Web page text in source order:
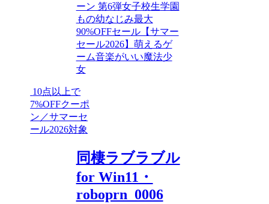
ーン 第6弾女子校生学園
もの幼なじみ最大
90%OFFセール【サマー
セール2026】 萌えるゲ
ーム音楽がいい魔法少
女
10点以上で
7%OFFクーポ
ン／サマーセ
ール2026対象
同棲ラブラブル
for Win11・
roboprn_0006